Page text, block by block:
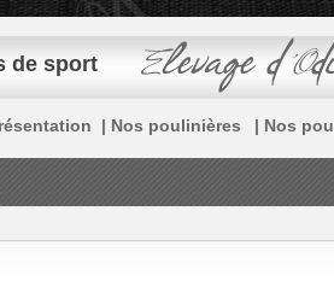
de sport
| Nos poulinières | Nos